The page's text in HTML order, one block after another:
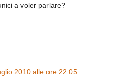
a voler parlare?
2010 alle ore 22:05